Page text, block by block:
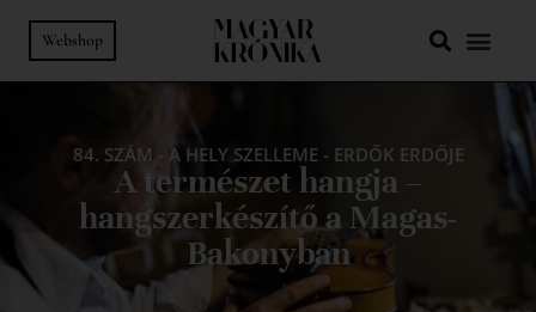
Webshop
84. SZÁM - A HELY SZELLEME - ERDŐK ERDŐJE
A természet hangja –
hangszerkészítő a Magas-
Bakonyban